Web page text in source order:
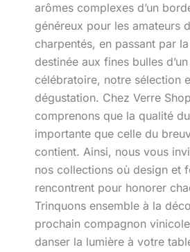
arômes complexes d’un
généreux pour les amateurs
charpentés, en passant par
destinée aux fines bulles
célébratoire, notre sélection
dégustation. Chez Verre
comprenons que la qualité
importante que celle du
contient. Ainsi, nous vous
nos collections où design et
rencontrent pour honorer
Trinquons ensemble à la
prochain compagnon
danser la lumière à votre